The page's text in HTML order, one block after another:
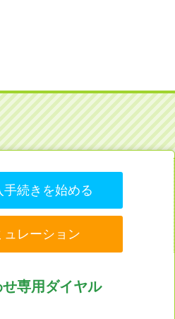
続きを始める
ュレーション
専用ダイヤル